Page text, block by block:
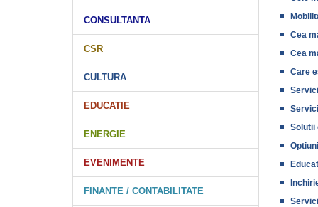
CONSULTANTA
CSR
CULTURA
EDUCATIE
ENERGIE
EVENIMENTE
FINANTE / CONTABILITATE
Cea
Cea
Care
Solutii